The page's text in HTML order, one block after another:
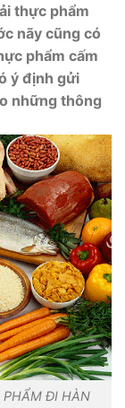
thực phẩm
nãy cũng có
phẩm cấm
ý định gửi
những thông
PHẨM ĐI HÀN